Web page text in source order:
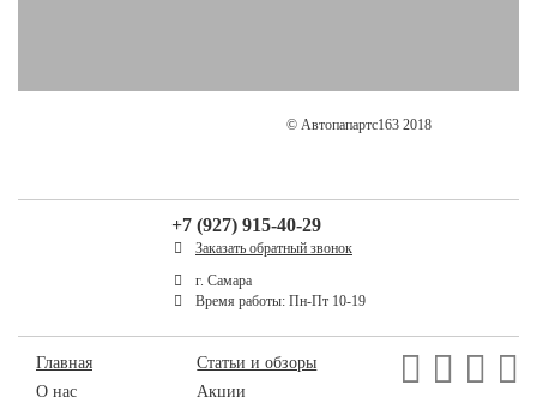
© Автопапартс163 2018
+7 (927) 915-40-29
Заказать обратный звонок
г. Самара
Время работы: Пн-Пт 10-19
Главная
О нас
Статьи и обзоры
Акции